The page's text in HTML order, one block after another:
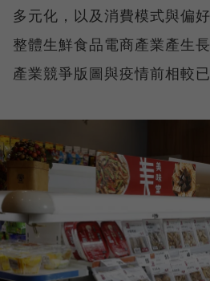
多元化，以及消費模式與偏
整體生鮮食品電商產業產生
產業競爭版圖與疫情前相較